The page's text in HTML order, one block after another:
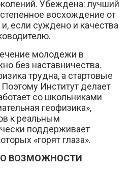
Убеждена: лучший
восхождение от
если суждено и качества
молодежи в
без наставничества.
трудна, а стартовые
Институт делает
со школьниками
геофизика»,
к реальным
поддерживает
«горят глаза».
ВОЗМОЖНОСТИ